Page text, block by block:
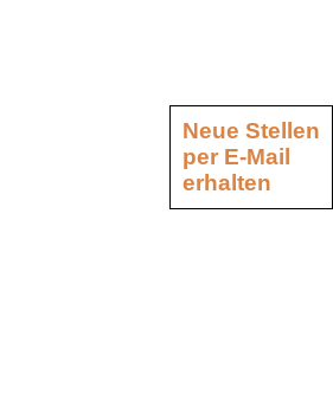
Neue Stellen
per E-Mail
erhalten